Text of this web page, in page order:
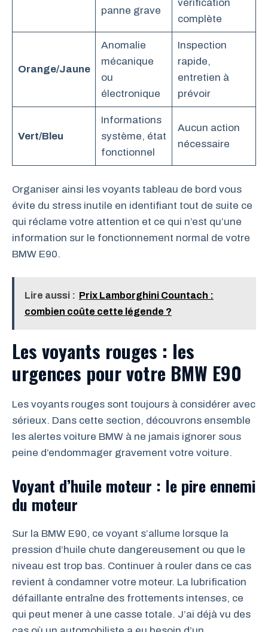
panne grave
vérification
complète
Orange/Jaune
Anomalie
mécanique
ou
électronique
Inspection
rapide,
entretien à
prévoir
Vert/Bleu
Informations
système, état
fonctionnel
Aucun action
nécessaire
Organiser ainsi les voyants tableau de bord vous
évite du stress inutile en identifiant tout de suite ce
qui réclame votre attention et ce qui n’est qu’une
information sur le fonctionnement normal de votre
BMW E90.
Lire aussi : Prix Lamborghini Countach :
combien coûte cette légende ?
Les voyants rouges : les
urgences pour votre BMW E90
Les voyants rouges sont toujours à considérer avec
sérieux. Dans cette section, découvrons ensemble
les alertes voiture BMW à ne jamais ignorer sous
peine d’endommager gravement votre voiture.
Voyant d’huile moteur : le pire ennemi
du moteur
Sur la BMW E90, ce voyant s’allume lorsque la
pression d’huile chute dangereusement ou que le
niveau est trop bas. Continuer à rouler dans ce cas
revient à condamner votre moteur. La lubrification
défaillante entraîne des frottements intenses, ce
qui peut mener à une casse totale. J’ai déjà vu des